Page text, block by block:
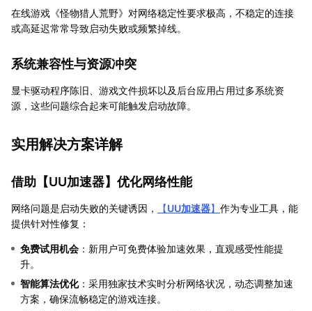
在线游戏《怪物猎人荒野》对网络稳定性要求极高，不稳定的连接
或高延迟常常导致启动失败或频繁掉线。
系统兼容性与资源冲突
显卡驱动程序陈旧、游戏文件损坏以及后台应用占用过多系统资
源，这些问题综合起来可能触发启动故障。
实用解决方案详解
借助【UU加速器】优化网络性能
网络问题是启动失败的关键诱因， 【UU加速器】 作为专业工具，能
提供针对性修复：
免费试用机会 ：新用户可免费体验加速效果，直观感受性能提
升。
智能算法优化：采用独家技术实时分析网络状况，动态调整加速
方案，确保流畅稳定的游戏连接。